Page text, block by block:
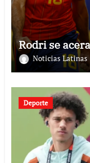
Rodri se
Noticias Latinas
Deporte